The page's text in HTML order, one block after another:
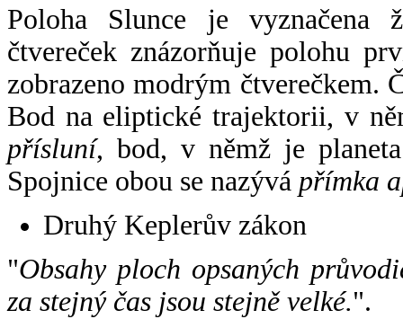
Poloha Slunce je vyznačena
čtvereček znázorňuje polohu
zobrazeno modrým čtverečkem.
Bod na eliptické trajektorii, v
přísluní, bod, v němž je
Spojnice obou se nazývá přímka
Druhý Keplerův zákon
"Obsahy ploch opsaných
za stejný čas jsou stejně velké.".